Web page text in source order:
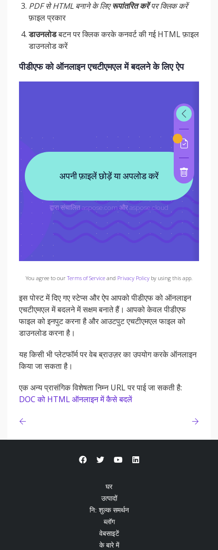
PDF से HTML बनाने के लिएरूपांतरित करेंपर क्लिक करें
फ़ाइल प्रकार
डाउनलोडबटन पर क्लिक करके कनवर्ट की गई HTML फ़ाइल
डाउनलोड करें
पीडीएफ को ऑनलाइन एचटीएमएल में बदलने के लिए ऐप
You agree to ourTerms of Serviceand Privacy Policyby using this app.
इस पोस्ट में दिए गए स्टेप्स और ऐप आपको पीडीएफ को ऑनलाइन
एचटीएमएल में बदलने में सक्षम बनाते हैं। आपको केवल पीडीएफ
फाइल को इनपुट करना है और आउटपुट एचटीएमएल फाइल को
डाउनलोड करना है।
यह किसी भी प्लेटफॉर्म पर वेब ब्राउज़र का उपयोग करके ऑनलाइन
किया जा सकता है।
एक अन्य प्रासंगिक विशेषता निम्न URL पर पाई जा सकती है:
DOC को HTML ऑनलाइन में कैसे बदलें
घर
उत्पादों
नि: शुल्क समर्थन
ब्लॉग
वेबसाइटें
के बारे में